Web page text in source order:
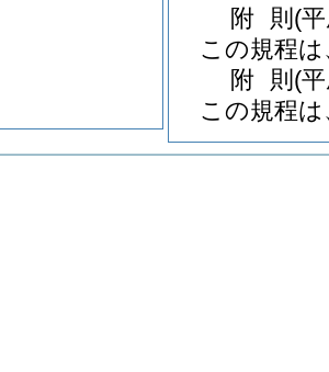
附 則 (
この規程
附 則 (
この規程